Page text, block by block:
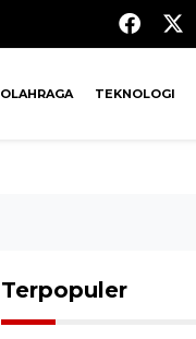
OLAHRAGA TEKNOLOGI
Terpopuler